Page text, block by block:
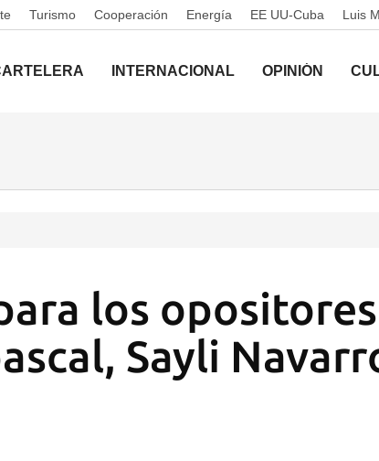
Turismo Cooperación Energía EE UU-Cuba Luis
INTERNACIONAL OPINIÓN
los opositores
Sayli